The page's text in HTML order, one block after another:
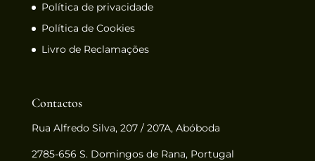
Política de privacidade
Política de Cookies
Livro de Reclamações
Contactos
Rua Alfredo Silva, 207 / 207A, Abóboda
2785-656 S. Domingos de Rana, Portugal